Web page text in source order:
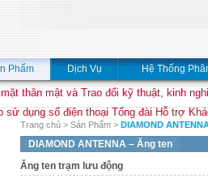
Phẩm Dịch Vụ Hệ Thống
mặt thân mật và Trao đổi kỹ thuật, kinh
sử dụng số điện thoại Tổng đài Hỗ trợ
Trang chủ > Sản Phẩm > DIAMOND
DIAMOND ANTENNA – Ăng ten
Ăng ten trạm lưu động